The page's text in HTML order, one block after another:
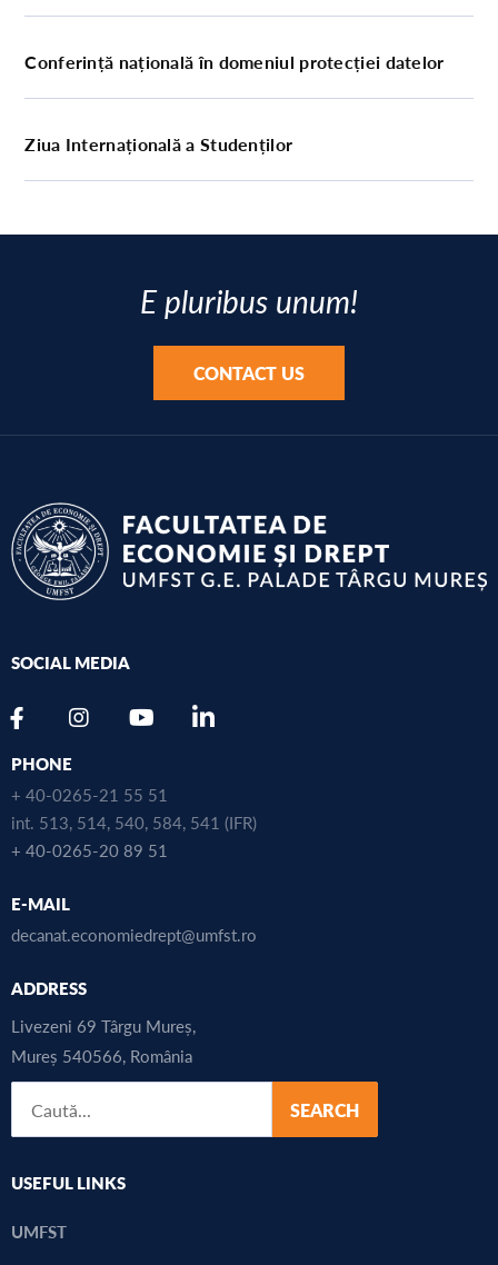
Conferință națională în domeniul protecției datelor
Ziua Internațională a Studenților
E pluribus unum!
CONTACT US
SOCIAL MEDIA
PHONE
+ 40-0265-21 55 51
int. 513, 514, 540, 584, 541 (IFR)
+ 40-0265-20 89 51
E-MAIL
decanat.economiedrept@umfst.ro
ADDRESS
Livezeni 69 Târgu Mureș,
Mureș 540566, România
SEARCH
USEFUL LINKS
UMFST